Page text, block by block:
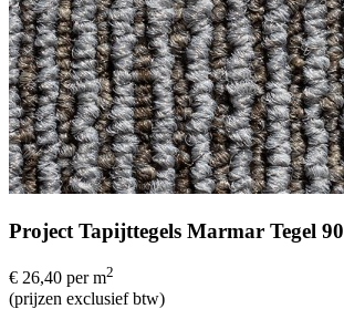
Project Tapijttegels Marmar Tegel 90
€ 26,40 per m2
(prijzen exclusief btw)